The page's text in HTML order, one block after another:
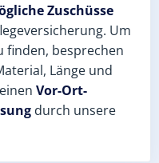
Zuschüsse
Um
finden, besprechen
Länge und
Vor-Ort-
durch unsere